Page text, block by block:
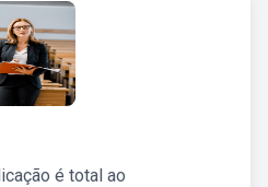
é total ao